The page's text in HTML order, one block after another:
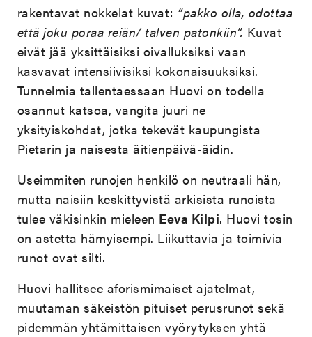
rakentavat nokkelat kuvat: ”pakko olla, odottaa
että joku poraa reiän/ talven patonkiin”. Kuvat
eivät jää yksittäisiksi oivalluksiksi vaan
kasvavat intensiivisiksi kokonaisuuksiksi.
Tunnelmia tallentaessaan Huovi on todella
osannut katsoa, vangita juuri ne
yksityiskohdat, jotka tekevät kaupungista
Pietarin ja naisesta äitienpäivä-äidin.
Useimmiten runojen henkilö on neutraali hän,
mutta naisiin keskittyvistä arkisista runoista
tulee väkisinkin mieleen Eeva Kilpi. Huovi tosin
on astetta hämyisempi. Liikuttavia ja toimivia
runot ovat silti.
Huovi hallitsee aforismimaiset ajatelmat,
muutaman säkeistön pituiset perusrunot sekä
pidemmän yhtämittaisen vyörytyksen yhtä